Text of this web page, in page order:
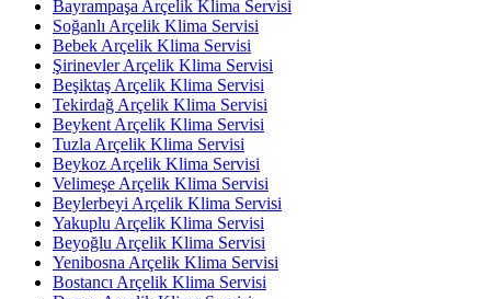
Bayrampaşa Arçelik Klima Servisi
Soğanlı Arçelik Klima Servisi
Bebek Arçelik Klima Servisi
Şirinevler Arçelik Klima Servisi
Beşiktaş Arçelik Klima Servisi
Tekirdağ Arçelik Klima Servisi
Beykent Arçelik Klima Servisi
Tuzla Arçelik Klima Servisi
Beykoz Arçelik Klima Servisi
Velimeşe Arçelik Klima Servisi
Beylerbeyi Arçelik Klima Servisi
Yakuplu Arçelik Klima Servisi
Beyoğlu Arçelik Klima Servisi
Yenibosna Arçelik Klima Servisi
Bostancı Arçelik Klima Servisi